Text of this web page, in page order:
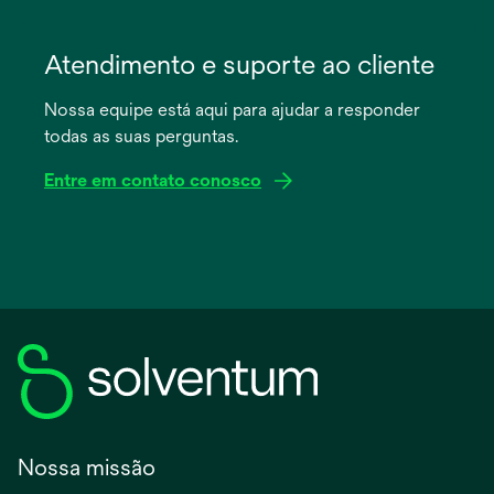
nova
guia
Atendimento e suporte ao cliente
Nossa equipe está aqui para ajudar a responder
todas as suas perguntas.
Entre em contato conosco
Nossa missão